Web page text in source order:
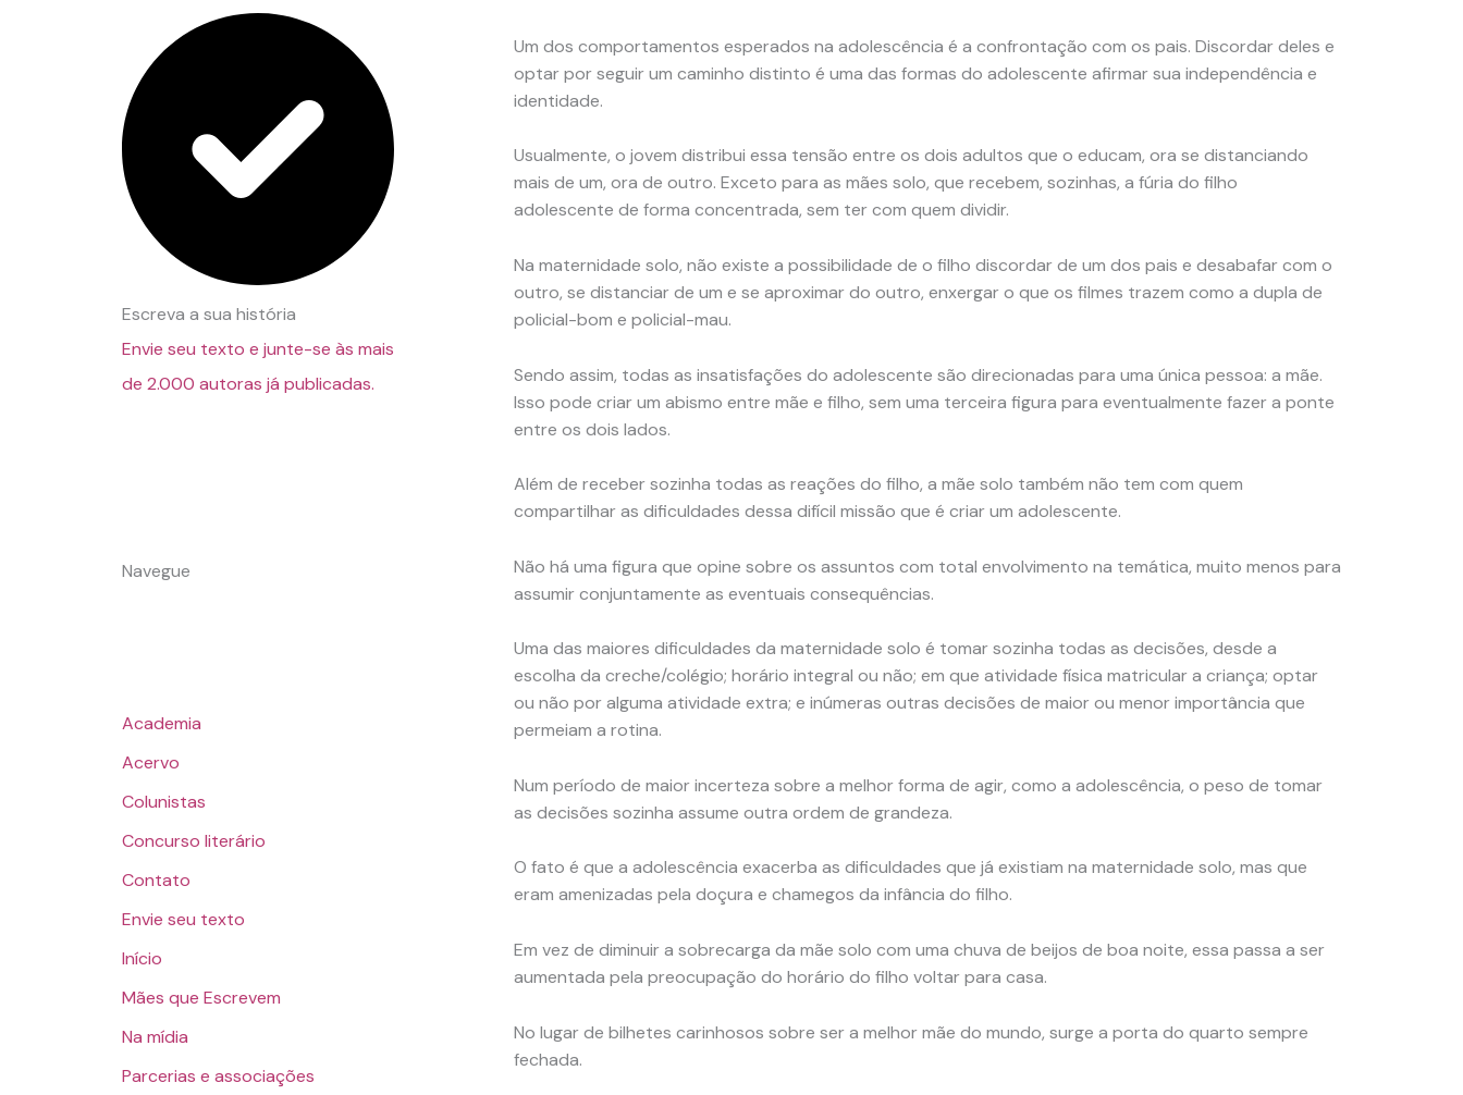
Escreva a sua história
Envie seu texto e junte-se às mais
de 2.000 autoras já publicadas.
Navegue
Academia
Acervo
Colunistas
Concurso literário
Contato
Envie seu texto
Início
Mães que Escrevem
Na mídia
Parcerias e associações
Um dos comportamentos esperados na adolescência é a confrontação com os pais. Discordar deles e
optar por seguir um caminho distinto é uma das formas do adolescente afirmar sua independência e
identidade.
Usualmente, o jovem distribui essa tensão entre os dois adultos que o educam, ora se distanciando
mais de um, ora de outro. Exceto para as mães solo, que recebem, sozinhas, a fúria do filho
adolescente de forma concentrada, sem ter com quem dividir.
Na maternidade solo, não existe a possibilidade de o filho discordar de um dos pais e desabafar com o
outro, se distanciar de um e se aproximar do outro, enxergar o que os filmes trazem como a dupla de
policial-bom e policial-mau.
Sendo assim, todas as insatisfações do adolescente são direcionadas para uma única pessoa: a mãe.
Isso pode criar um abismo entre mãe e filho, sem uma terceira figura para eventualmente fazer a ponte
entre os dois lados.
Além de receber sozinha todas as reações do filho, a mãe solo também não tem com quem
compartilhar as dificuldades dessa difícil missão que é criar um adolescente.
Não há uma figura que opine sobre os assuntos com total envolvimento na temática, muito menos para
assumir conjuntamente as eventuais consequências.
Uma das maiores dificuldades da maternidade solo é tomar sozinha todas as decisões, desde a
escolha da creche/colégio; horário integral ou não; em que atividade física matricular a criança; optar
ou não por alguma atividade extra; e inúmeras outras decisões de maior ou menor importância que
permeiam a rotina.
Num período de maior incerteza sobre a melhor forma de agir, como a adolescência, o peso de tomar
as decisões sozinha assume outra ordem de grandeza.
O fato é que a adolescência exacerba as dificuldades que já existiam na maternidade solo, mas que
eram amenizadas pela doçura e chamegos da infância do filho.
Em vez de diminuir a sobrecarga da mãe solo com uma chuva de beijos de boa noite, essa passa a ser
aumentada pela preocupação do horário do filho voltar para casa.
No lugar de bilhetes carinhosos sobre ser a melhor mãe do mundo, surge a porta do quarto sempre
fechada.